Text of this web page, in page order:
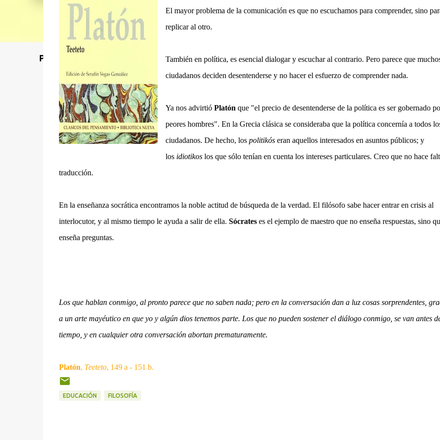
Poet's Abbey (Blog de lecturas)
El mayor problema de la comunicación es que no escuchamos para comprender, sino
replicar al otro.
También en política, es esencial dialogar y escuchar al contrario. Pero parece que
ciudadanos deciden desentenderse y no hacer el esfuerzo de comprender nada.
Ya nos advirtió Platón que "el precio de desentenderse de la política es ser gobernado
peores hombres". En la Grecia clásica se consideraba que la política concernía a todos
ciudadanos. De hecho, los politikós eran aquellos interesados en asuntos públicos; y
los idiotikos los que sólo tenían en cuenta los intereses particulares. Creo que no hace
traducción.
En la enseñanza socrática encontramos la noble actitud de búsqueda de la verdad. El filósofo sabehacer entrar en crisis al
interlocutor, y al mismo tiempo le ayuda a salir de ella. Sócrateses el ejemplo de maestro que no enseña respuestas, sino
enseña preguntas.
Los que hablan conmigo, al pronto parece que no saben nada; pero en la conversación dan a luz cosas sorprendentes,
a un arte mayéutico en que yo y algún dios tenemos parte. Los que no pueden sostener el diálogo conmigo, se van antes
tiempo, y en cualquier otra conversación abortan prematuramente.
Platón, Teeteto, 149 a - 151 b.
EDUCACIÓN FILOSOFÍA